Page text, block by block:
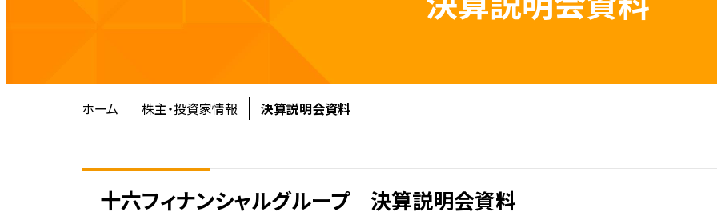
ホーム 株主・投資家情報 決算説明会資料
十六フィナンシャルグループ 決算説明会資料